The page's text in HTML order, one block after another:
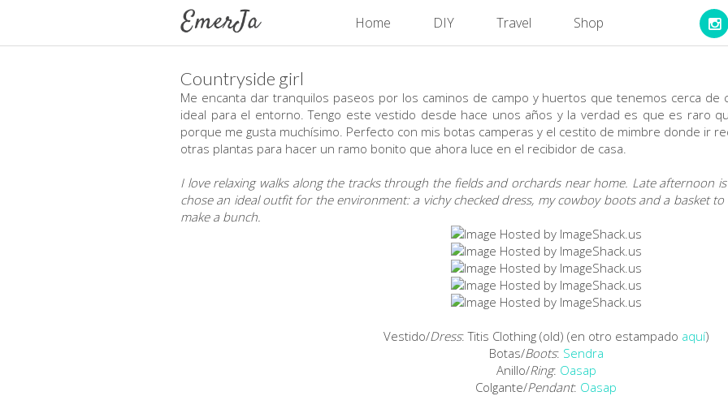
Home DIY Travel Shop
Countryside girl
Me encanta dar tranquilos paseos por los caminos de campo y huertos que tenemos cerca de
ideal para el entorno. Tengo este vestido desde hace unos años y la verdad es que es raro
porque me gusta muchísimo. Perfecto con mis botas camperas y el cestito de mimbre donde ir
otras plantas para hacer un ramo bonito que ahora luce en el recibidor de casa.
I love relaxing walks along the tracks through the fields and orchards near home. Late afternoon
chose an ideal outfit for the environment: a vichy checked dress, my cowboy boots and a basket
make a bunch.
Vestido/Dress: Titis Clothing (old) (en otro estampado aquí)
Botas/Boots: Sendra
Anillo/Ring: Oasap
Colgante/Pendant: Oasap